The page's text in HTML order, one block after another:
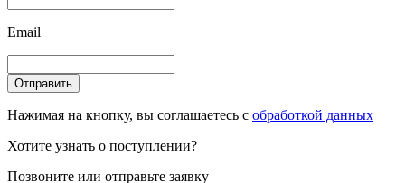
Email
Отправить
Нажимая на кнопку, вы соглашаетесь с обработкой данных
Хотите узнать о поступлении?
Позвоните или отправьте заявку